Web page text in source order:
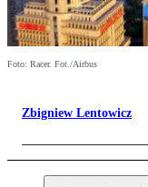
Foto: Racer. Fot./Airbus
Zbigniew Lentowicz